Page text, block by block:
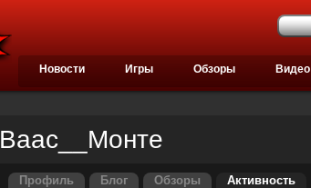
Новости Игры Обзоры Видео
Ваас__Монте
Профиль Блог Обзоры Активность